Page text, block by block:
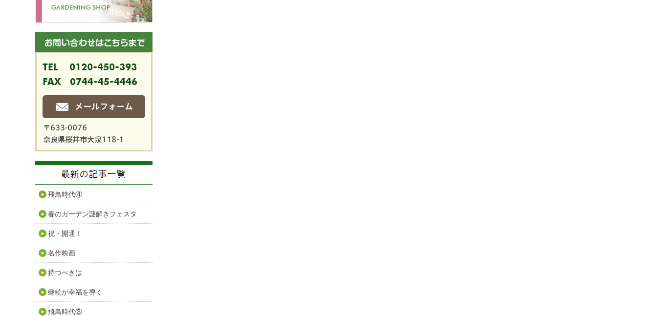
飛鳥時代④
春のガーデン謎解きフェスタ
祝・開通！
名作映画
持つべきは
継続が幸福を導く
飛鳥時代③